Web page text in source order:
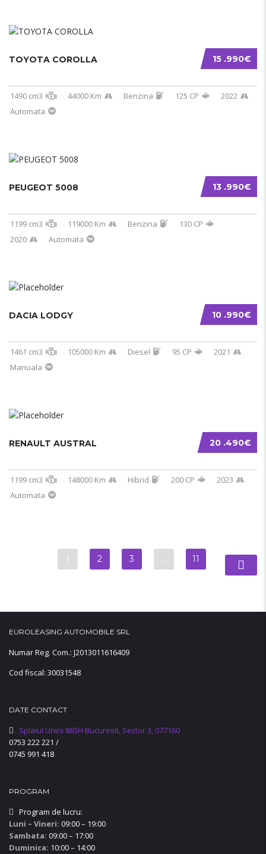
15 .990€
TOYOTA COROLLA
1490 cm3 44000 Km Benzina 125 CP
2022
Automata
13 .990€
PEUGEOT 5008
1199 cm3 119000 Km Benzina
130 CP
2020
Automata
10 .990€
DACIA LODGY
1461 cm3 105000 Km Diesel 95 CP
2021
Manuala
20 .490€
RENAULT AUSTRAL
1199 cm3 148000 Km Hibrid 200 CP
2023
Automata
1 2 3 … 11
EUROLEASING AUTOMOBILE SRL
Numar Reg. Com.: J2013011616409
Cod fiscal: 30031548
DATE CONTACT
Splaiul Unirii 865H Bucuresti, Sector 3, 077160
0753 222 221 /
0745 991 418
PROGRAM
Program de lucru:
Luni – Vineri: 09:00 – 19:00
Sambata: 09:00 – 17:00
Duminica: 10:00 – 14:00